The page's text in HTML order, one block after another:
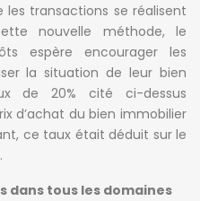
transactions se réalisent
nouvelle méthode, le
espère encourager les
la situation de leur bien
de 20% cité ci-dessus
d’achat du bien immobilier
ce taux était déduit sur le
dans tous les domaines